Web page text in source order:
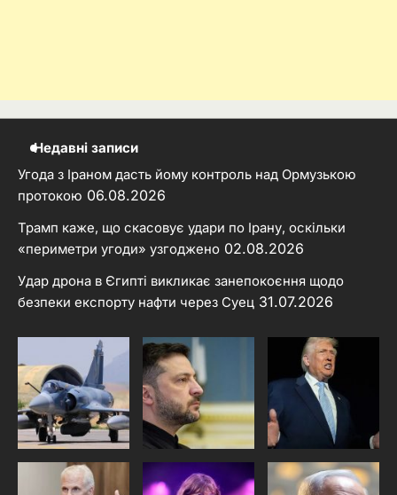
Недавні записи
Угода з Іраном дасть йому контроль над Ормузькою
протокою 06.08.2026
Трамп каже, що скасовує удари по Ірану, оскільки
«периметри угоди» узгоджено 02.08.2026
Удар дрона в Єгипті викликає занепокоєння щодо
безпеки експорту нафти через Суец 31.07.2026